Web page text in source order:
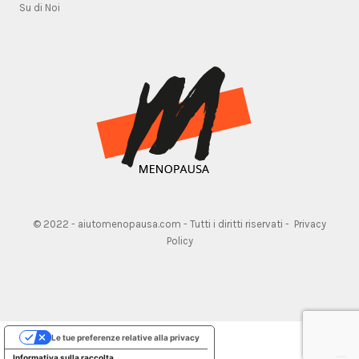
Su di Noi
© 2022 - aiutomenopausa.com - Tutti i diritti riservati - Privacy
Policy
Le tue preferenze relative alla privacy